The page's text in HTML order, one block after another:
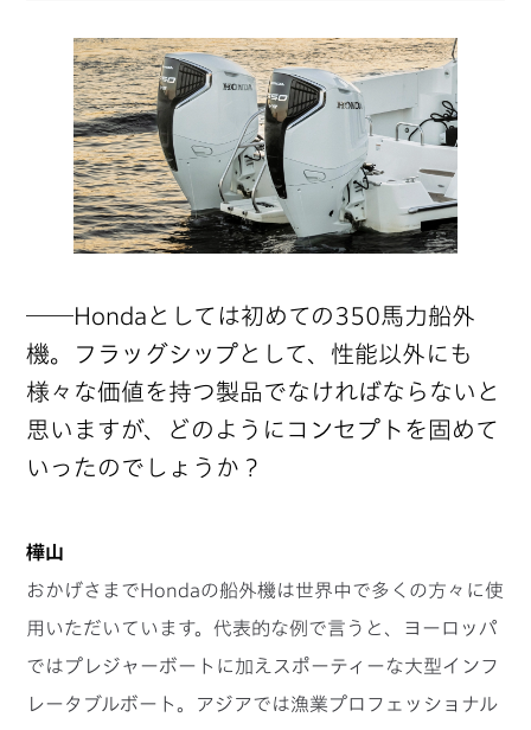
──Hondaとしては初めての350馬力船外
機。フラッグシップとして、性能以外にも
様々な価値を持つ製品でなければならないと
思いますが、どのようにコンセプトを固めて
いったのでしょうか？
樺山
おかげさまでHondaの船外機は世界中で多くの方々に使
用いただいています。代表的な例で言うと、ヨーロッパ
ではプレジャーボートに加えスポーティーな大型インフ
レータブルボート。アジアでは漁業プロフェッショナル